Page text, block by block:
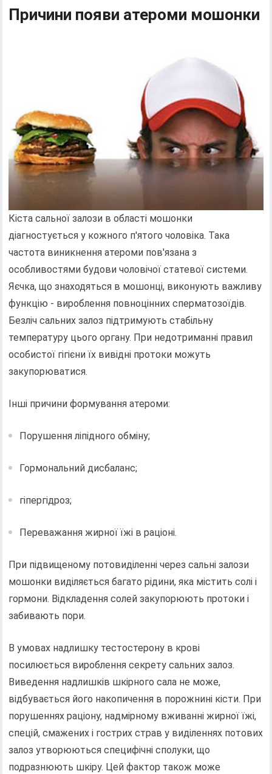
Причини появи атероми мошонки
Кіста сальної залози в області мошонки
діагностується у кожного п'ятого чоловіка. Така
частота виникнення атероми пов'язана з
особливостями будови чоловічої статевої системи.
Яєчка, що знаходяться в мошонці, виконують важливу
функцію - вироблення повноцінних сперматозоїдів.
Безліч сальних залоз підтримують стабільну
температуру цього органу. При недотриманні правил
особистої гігієни їх вивідні протоки можуть
закупорюватися.
Інші причини формування атероми:
Порушення ліпідного обміну;
Гормональний дисбаланс;
гіпергідроз;
Переважання жирної їжі в раціоні.
При підвищеному потовиділенні через сальні залози
мошонки виділяється багато рідини, яка містить солі і
гормони. Відкладення солей закупорюють протоки і
забивають пори.
В умовах надлишку тестостерону в крові
посилюється вироблення секрету сальних залоз.
Виведення надлишків шкірного сала не може,
відбувається його накопичення в порожнині кісти. При
порушеннях раціону, надмірному вживанні жирної їжі,
спецій, смажених і гострих страв у виділеннях потових
залоз утворюються специфічні сполуки, що
подразнюють шкіру. Цей фактор також може